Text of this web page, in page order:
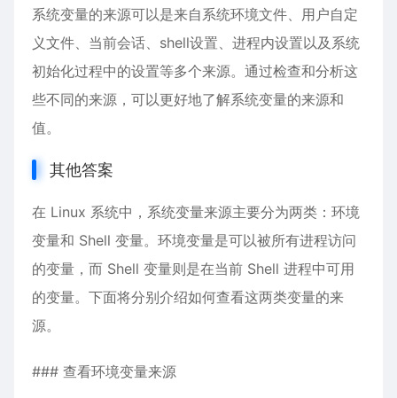
系统变量的来源可以是来自系统环境文件、用户自定
义文件、当前会话、shell设置、进程内设置以及系统
初始化过程中的设置等多个来源。通过检查和分析这
些不同的来源，可以更好地了解系统变量的来源和
值。
其他答案
在 Linux 系统中，系统变量来源主要分为两类：环境
变量和 Shell 变量。环境变量是可以被所有进程访问
的变量，而 Shell 变量则是在当前 Shell 进程中可用
的变量。下面将分别介绍如何查看这两类变量的来
源。
### 查看环境变量来源